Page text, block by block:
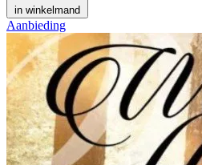
in winkelmand
Aanbieding